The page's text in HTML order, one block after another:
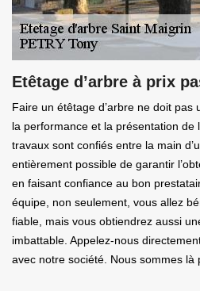
Etêtage d’arbre à prix
Faire un étêtage d’arbre ne doit pas
la performance et la présentation de
travaux sont confiés entre la main
entièrement possible de garantir
en faisant confiance au bon
équipe, non seulement, vous allez
fiable, mais vous obtiendrez aussi
imbattable. Appelez-nous
avec notre société. Nous sommes là